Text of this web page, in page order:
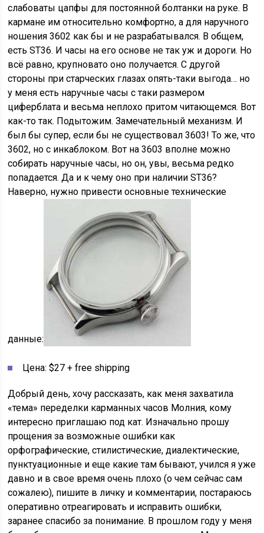
слабоваты цапфы для постоянной болтанки на руке. В
кармане им относительно комфортно, а для наручного
ношения 3602 как бы и не разрабатывался. В общем,
есть ST36. И часы на его основе не так уж и дороги. Но
всё равно, крупновато оно получается. С другой
стороны при старческих глазах опять-таки выгода… но
у меня есть наручные часы с таки размером
циферблата и весьма неплохо притом читающемся. Вот
как-то так. Подытожим. Замечательный механизм. И
был бы супер, если бы не существовал 3603! То же, что
3602, но с инкаблоком. Вот на 3603 вполне можно
собирать наручные часы, но он, увы, весьма редко
попадается. Да и к чему оно при наличии ST36?
Наверно, нужно привести основные технические
данные:
Цена: $27 + free shipping
Добрый день, хочу рассказать, как меня захватила
«тема» переделки карманных часов Молния, кому
интересно приглашаю под кат. Изначально прошу
прощения за возможные ошибки как
орфографические, стилистические, диалектические,
пунктуационные и еще какие там бывают, учился я уже
давно и в свое время очень плохо (о чем сейчас сам
сожалею), пишите в личку и комментарии, постараюсь
оперативно отреагировать и исправить ошибки,
заранее спасибо за понимание. В прошлом году у меня